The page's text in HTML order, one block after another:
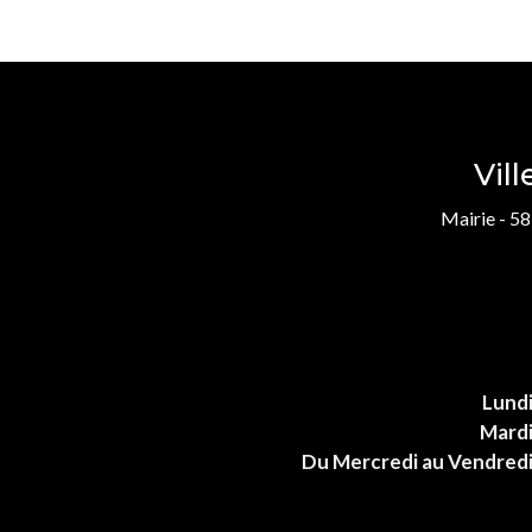
Mairie -
Lundi
Mardi
Du Mercredi au Vendredi